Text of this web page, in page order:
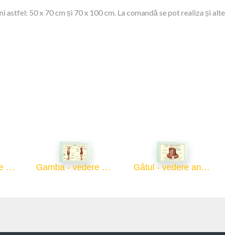
astfel: 50 x 70 cm și 70 x 100 cm. La comandă se pot realiza și
Coapsa - vedere posterioară - 70x100 Gamba - vedere anterioară, posterioară - 70x100 Gâtul - vedere anterioară - 70x100